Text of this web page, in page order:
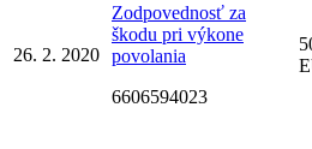
26. 2. 2020
Zodpovednosť za
škodu pri výkone
povolania
6606594023